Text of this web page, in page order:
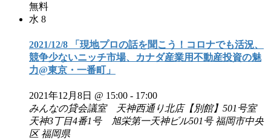
無料
水 8
2021/12/8 「現地プロの話を聞こう！コロナでも活況、
競争少ないニッチ市場、カナダ産業用不動産投資の魅
力@東京・一番町」
2021年12月8日 @ 15:00 - 17:00
みんなの貸会議室 天神西通り北店【別館】501号室
天神3丁目4番1号 旭栄第一天神ビル501号 福岡市中央
区 福岡県